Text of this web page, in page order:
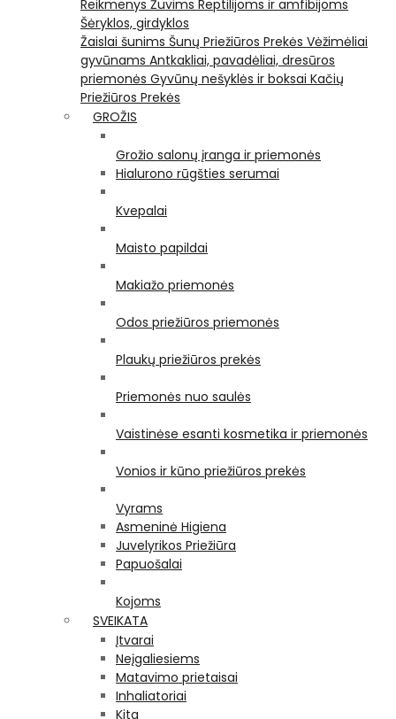
Reikmenys Žuvims Reptilijoms ir amfibijoms
Šėryklos, girdyklos
Žaislai šunims Šunų Priežiūros Prekės Vėžimėliai
gyvūnams Antkakliai, pavadėliai, dresūros
priemonės Gyvūnų nešyklės ir boksai Kačių
Priežiūros Prekės
GROŽIS
Grožio salonų įranga ir priemonės
Hialurono rūgšties serumai
Kvepalai
Maisto papildai
Makiažo priemonės
Odos priežiūros priemonės
Plaukų priežiūros prekės
Priemonės nuo saulės
Vaistinėse esanti kosmetika ir priemonės
Vonios ir kūno priežiūros prekės
Vyrams
Asmeninė Higiena
Juvelyrikos Priežiūra
Papuošalai
Kojoms
SVEIKATA
Įtvarai
Neįgaliesiems
Matavimo prietaisai
Inhaliatoriai
Kita